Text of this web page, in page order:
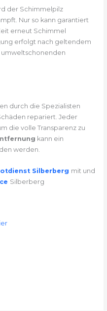
der Schimmelpilz
Nur so kann garantiert
erneut Schimmel
erfolgt nach geltendem
umweltschonenden
durch die Spezialisten
repariert. Jeder
die volle Transparenz zu
kann ein
werden.
Silberberg mit und
Silberberg